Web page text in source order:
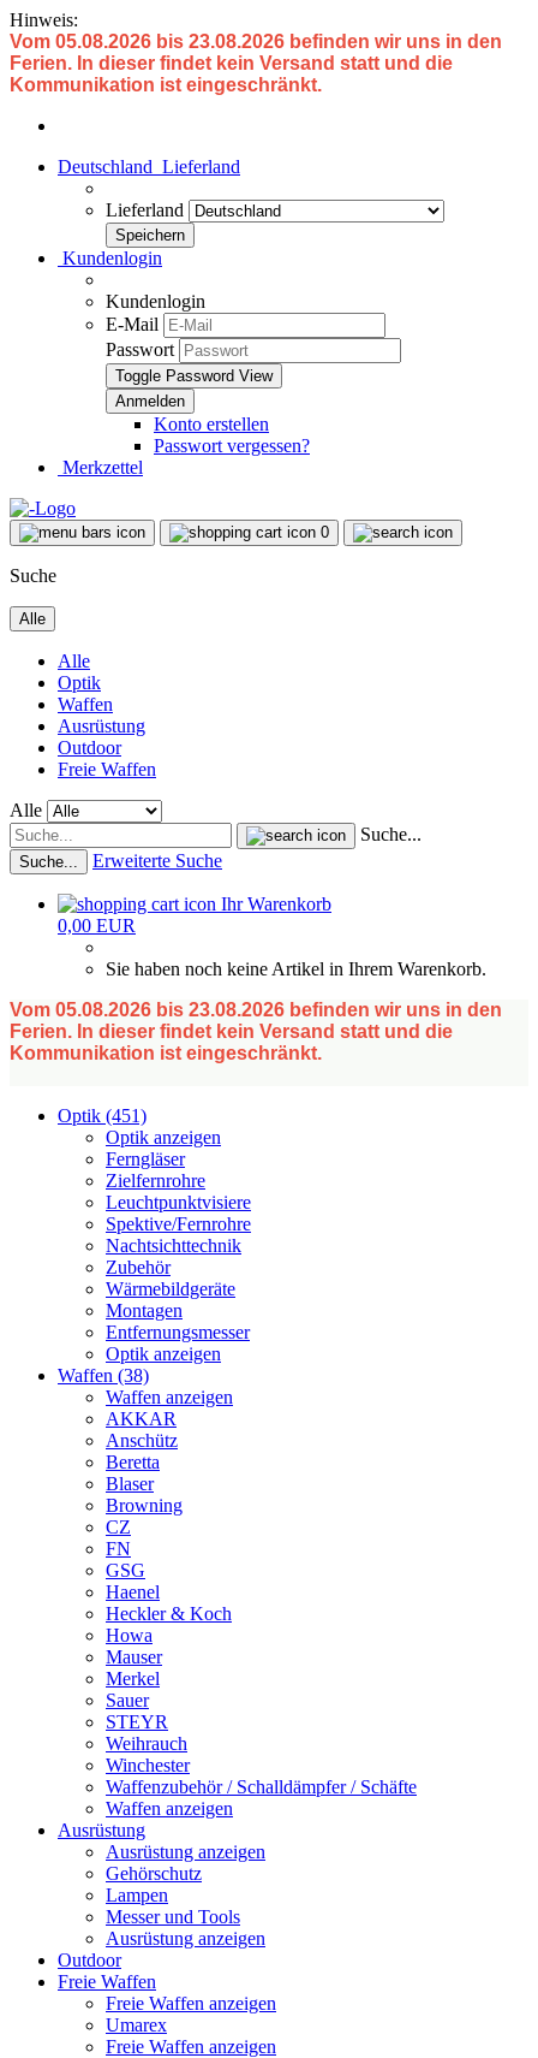
Hinweis:
Vom 05.08.2026 bis 23.08.2026 befinden wir uns in den
Ferien. In dieser findet kein Versand statt und die
Kommunikation ist eingeschränkt.
Deutschland Lieferland
Lieferland
Kundenlogin
Kundenlogin
E-Mail
Passwort
Toggle Password View
Konto erstellen
Passwort vergessen?
Merkzettel
0
Suche
Alle
Alle
Optik
Waffen
Ausrüstung
Outdoor
Freie Waffen
Alle
Suche...
Suche... Erweiterte Suche
Ihr Warenkorb
0,00 EUR
Sie haben noch keine Artikel in Ihrem Warenkorb.
Vom 05.08.2026 bis 23.08.2026 befinden wir uns in den
Ferien. In dieser findet kein Versand statt und die
Kommunikation ist eingeschränkt.
Optik (451)
Optik anzeigen
Ferngläser
Zielfernrohre
Leuchtpunktvisiere
Spektive/Fernrohre
Nachtsichttechnik
Zubehör
Wärmebildgeräte
Montagen
Entfernungsmesser
Optik anzeigen
Waffen (38)
Waffen anzeigen
AKKAR
Anschütz
Beretta
Blaser
Browning
CZ
FN
GSG
Haenel
Heckler & Koch
Howa
Mauser
Merkel
Sauer
STEYR
Weihrauch
Winchester
Waffenzubehör / Schalldämpfer / Schäfte
Waffen anzeigen
Ausrüstung
Ausrüstung anzeigen
Gehörschutz
Lampen
Messer und Tools
Ausrüstung anzeigen
Outdoor
Freie Waffen
Freie Waffen anzeigen
Umarex
Freie Waffen anzeigen